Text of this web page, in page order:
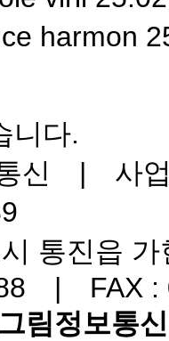
harmon
니다.
통신 | 사
통진읍
| FAX :
림정보통